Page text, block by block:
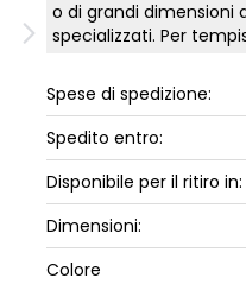
Luna
Letti
Letto,
Letti
o di grandi dimensioni
specializzati. Per
Spese di spedizione:
Spedito entro:
Disponibile per il ritiro in:
Dimensioni:
Colore